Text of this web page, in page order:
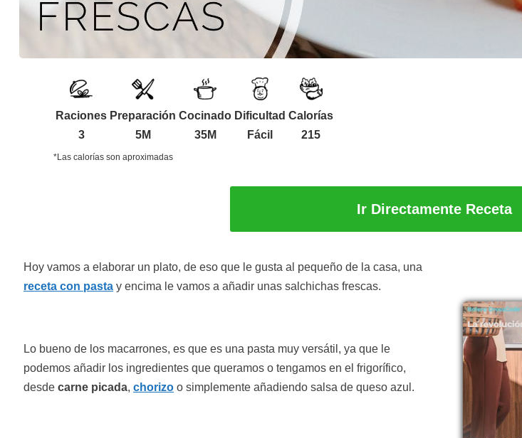
Raciones
3
Preparación
5M
Cocinado
35M
Dificultad
Fácil
Calorías
215
*Las calorías son aproximadas
Ir Directamente Receta
Hoy vamos a elaborar un plato, de eso que le gusta al pequeño de la casa, una
receta con pasta y encima le vamos a añadir unas salchichas frescas.
Lo bueno de los macarrones, es que es una pasta muy versátil, ya que le
podemos añadir los ingredientes que queramos o tengamos en el frigorífico,
desde carne picada, chorizo o simplemente añadiendo salsa de queso azul.